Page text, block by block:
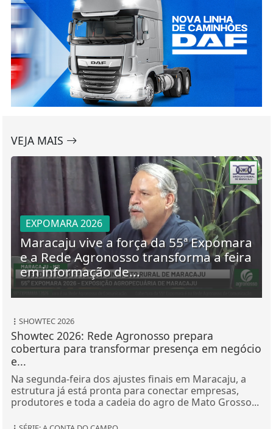
VEJA MAIS
EXPOMARA 2026
Maracaju vive a força da 55ª Expomara
e a Rede Agronosso transforma a feira
em informação de...
SHOWTEC 2026
Showtec 2026: Rede Agronosso prepara
cobertura para transformar presença em negócio
e...
Na segunda-feira dos ajustes finais em Maracaju, a
estrutura já está pronta para conectar empresas,
produtores e toda a cadeia do agro de Mato Grosso...
SÉRIE: A CONTA DO CAMPO